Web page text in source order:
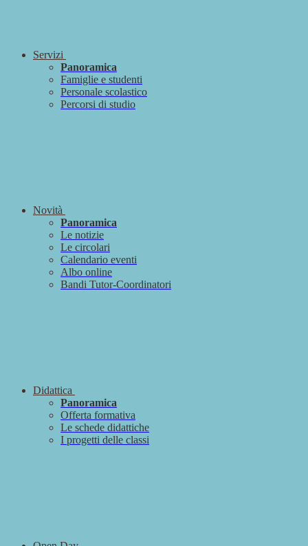
Servizi
Panoramica
Famiglie e studenti
Personale scolastico
Percorsi di studio
Novità
Panoramica
Le notizie
Le circolari
Calendario eventi
Albo online
Bandi Tutor-Coordinatori
Didattica
Panoramica
Offerta formativa
Le schede didattiche
I progetti delle classi